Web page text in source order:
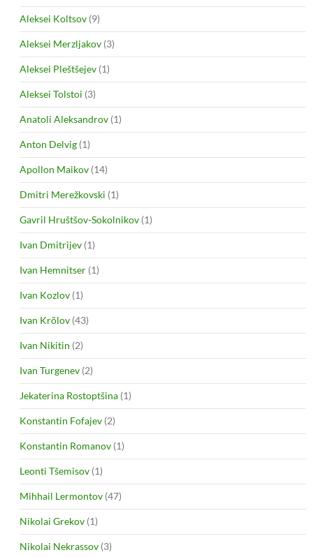
Aleksei Koltsov (9)
Aleksei Merzljakov (3)
Aleksei Pleštšejev (1)
Aleksei Tolstoi (3)
Anatoli Aleksandrov (1)
Anton Delvig (1)
Apollon Maikov (14)
Dmitri Merežkovski (1)
Gavril Hruštšov-Sokolnikov (1)
Ivan Dmitrijev (1)
Ivan Hemnitser (1)
Ivan Kozlov (1)
Ivan Krõlov (43)
Ivan Nikitin (2)
Ivan Turgenev (2)
Jekaterina Rostoptšina (1)
Konstantin Fofajev (2)
Konstantin Romanov (1)
Leonti Tšemisov (1)
Mihhail Lermontov (47)
Nikolai Grekov (1)
Nikolai Nekrassov (3)